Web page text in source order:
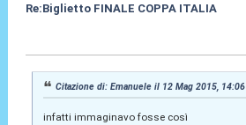
Re:Biglietto FINALE COPPA ITALIA
Citazione di: Emanuele il 12 Mag 2015, 14:06
infatti immaginavo fosse così